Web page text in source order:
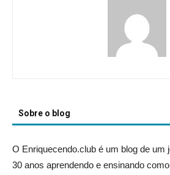
Sobre o blog
O Enriquecendo.club é um blog de um
30 anos aprendendo e ensinando